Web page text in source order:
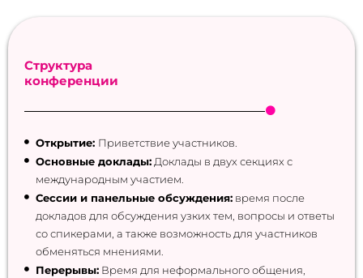
Структура
конференции
Открытие: Приветствие участников.
Основные доклады:Доклады в двух секциях с
международным участием.
Сессии и панельные обсуждения:время после
докладов для обсуждения узких тем, вопросы и ответы
со спикерами, а также возможность для участников
обменяться мнениями.
Перерывы:Время для неформального общения,